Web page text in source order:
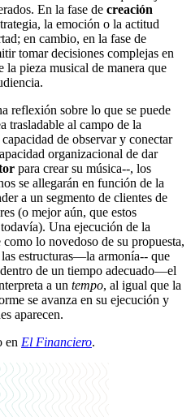
En la fase de creación
la emoción o la actitud
en cambio, en la fase de
tomar decisiones complejas en
la pieza musical de manera que
reflexión sobre lo que se puede
trasladable al campo de la
de observar y conectar
organizacional de dar
para crear su música--, los
se allegarán en función de la
a un segmento de clientes de
(o mejor aún, que estos
Una ejecución de la
lo novedoso de su propuesta,
estructuras—la armonía-- que
de un tiempo adecuado—el
a un tempo, al igual que la
se avanza en su ejecución y
aparecen.
en El Financiero.